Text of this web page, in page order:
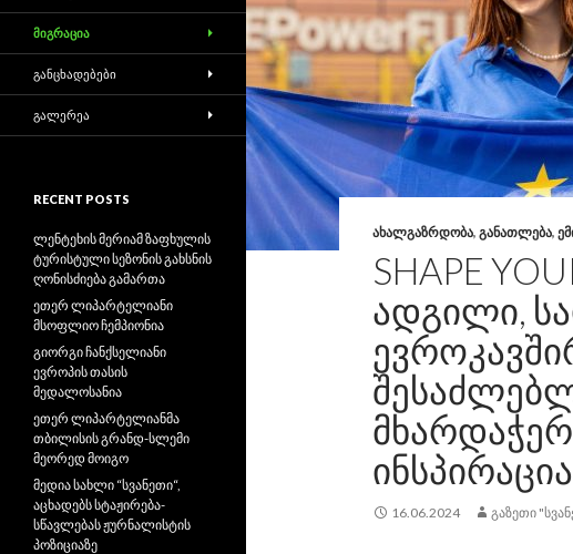
ᲐᲮᲐᲚᲒᲐᲖᲠᲓᲝᲑᲐ, ᲒᲐᲜᲐᲗᲚᲔᲑᲐ,
SHAPE
ᲐᲓᲒᲘᲚᲘ,
16.06.2024 ᲒᲐᲖᲔᲗᲘ
ᲛᲘᲒᲠᲐᲪᲘᲐ
ᲒᲐᲜᲪᲮᲐᲓᲔᲑᲔᲑᲘ
ᲒᲐᲚᲔᲠᲔᲐ
RECENT POSTS
ლენტეხის მერიამ ზაფხულის
ტურისტული სეზონის გახსნის
ღონისძიება გამართა
ეთერ ლიპარტელიანი
მსოფლიო ჩემპიონია
გიორგი ჩანქსელიანი
ევროპის თასის
მედალოსანია
ეთერ ლიპარტელიანმა
თბილისის გრანდ-სლემი
მეორედ მოიგო
მედია სახლი “სვანეთი“,
აცხადებს სტაჟირება-
სწავლებას ჟურნალისტის
პოზიციაზე